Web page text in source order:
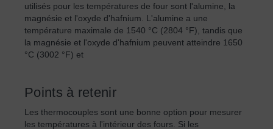
utilisés pour les températures de four sont l'alumine, la
magnésie et l'oxyde d'hafnium. L'alumine a une
température maximale de 1540 °C (2804 °F), tandis que
la magnésie et l'oxyde d'hafnium peuvent atteindre 1650
°C (3002 °F) et
Points à retenir
Les thermocouples sont une bonne option pour mesurer
les températures à l'intérieur des fours. Si les